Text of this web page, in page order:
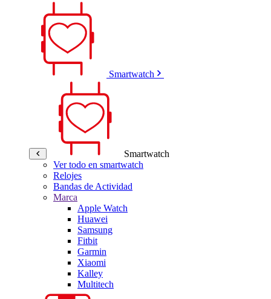
Smartwatch
Smartwatch
Ver todo en smartwatch
Relojes
Bandas de Actividad
Marca
Apple Watch
Huawei
Samsung
Fitbit
Garmin
Xiaomi
Kalley
Multitech